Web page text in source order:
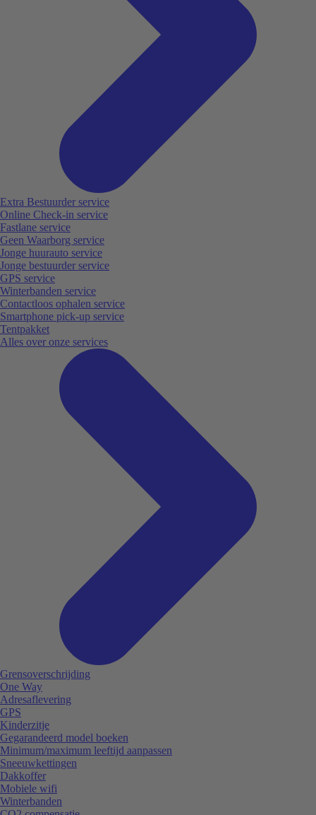
Extra Bestuurder service
Online Check-in service
Fastlane service
Geen Waarborg service
Jonge huurauto service
Jonge bestuurder service
GPS service
Winterbanden service
Contactloos ophalen service
Smartphone pick-up service
Tentpakket
Alles over onze services
Grensoverschrijding
One Way
Adresaflevering
GPS
Kinderzitje
Gegarandeerd model boeken
Minimum/maximum leeftijd aanpassen
Sneeuwkettingen
Dakkoffer
Mobiele wifi
Winterbanden